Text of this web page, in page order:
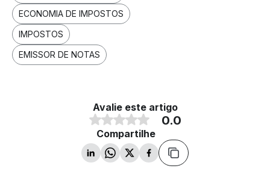
ECONOMIA DE IMPOSTOS
IMPOSTOS
EMISSOR DE NOTAS
Avalie este artigo
0.0
Compartilhe